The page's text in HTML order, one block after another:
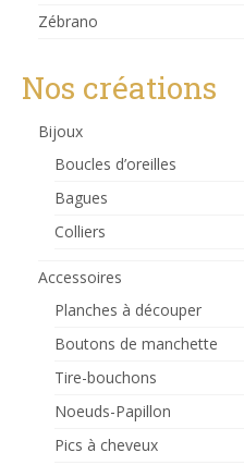
Zébrano
Nos créations
Bijoux
Boucles d’oreilles
Bagues
Colliers
Accessoires
Planches à découper
Boutons de manchette
Tire-bouchons
Noeuds-Papillon
Pics à cheveux